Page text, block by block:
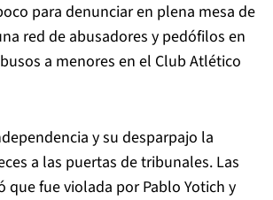
para denunciar en plena mesa de
red de abusadores y pedófilos en
a menores en el Club Atlético
y su desparpajo la
a las puertas de tribunales. Las
que fue violada por Pablo Yotich y